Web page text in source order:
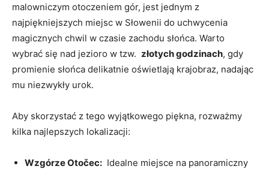
malowniczym⁤ otoczeniem gór, jest jednym⁢ z
najpiękniejszych miejsc w Słowenii do uchwycenia
magicznych chwil w czasie zachodu słońca. Warto
wybrać się nad jezioro​ w tzw. ⁣ złotych godzinach, gdy
promienie słońca delikatnie oświetlają krajobraz, nadając
mu niezwykły urok.
Aby skorzystać z tego wyjątkowego piękna, rozważmy
kilka najlepszych ‍lokalizacji:
Wzgórze Otočec: ⁢ Idealne miejsce na panoramiczny